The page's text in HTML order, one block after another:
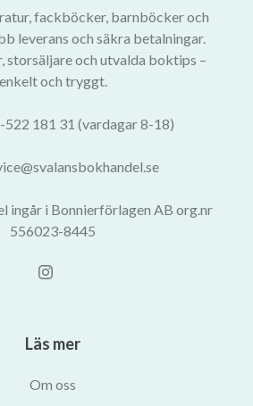
fackböcker, barnböcker och
leverans och säkra betalningar.
storsäljare och utvalda boktips –
enkelt och tryggt.
522 181 31 (vardagar 8-18)
ingår i Bonnierförlagen AB org.nr
556023-8445
Läs mer
Om oss